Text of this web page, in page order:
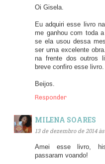
Oi Gisela.
Eu adquiri esse livro
me ganhou com toda
se ela usou dessa
ser uma excelente
na frente dos outros
breve confiro esse
Beijos.
Responder
MILENA SOARES
13 de dezembro de 2014 às
Amei esse livro,
passaram voando!